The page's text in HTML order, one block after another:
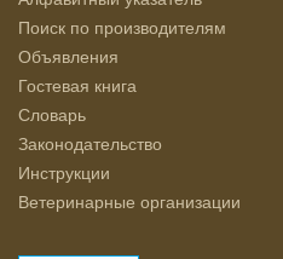
Поиск по производителям
Объявления
Гостевая книга
Словарь
Законодательство
Инструкции
Ветеринарные организации